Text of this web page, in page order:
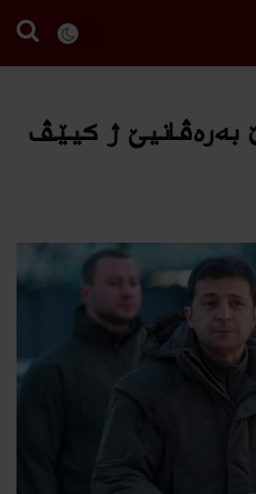
به‌ره‌ڤانیێ ژ كیێڤ